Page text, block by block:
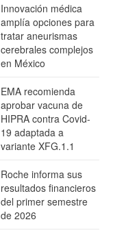
Innovación médica
amplía opciones para
tratar aneurismas
cerebrales complejos
en México
EMA recomienda
aprobar vacuna de
HIPRA contra Covid-
19 adaptada a
variante XFG.1.1
Roche informa sus
resultados financieros
del primer semestre
de 2026